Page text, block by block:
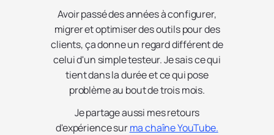
Avoir passé des années à configurer,
migrer et optimiser des outils pour des
clients, ça donne un regard différent de
celui d'un simple testeur. Je sais ce qui
tient dans la durée et ce qui pose
problème au bout de trois mois.
Je partage aussi mes retours
d'expérience surma chaîne YouTube.